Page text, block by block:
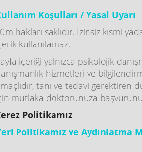
Koşulları / Yasal Uyarı
hakları saklıdır. İzinsiz kısmi
kullanılamaz.
içeriği yalnızca psikolojik
hizmetleri ve
tanı ve tedavi gerektiren
mutlaka doktorunuza
Politikamız
Politikamız ve Aydınlatma